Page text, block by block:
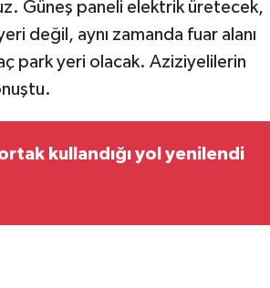
Güneş paneli elektrik üretecek,
değil, aynı zamanda fuar alanı
park yeri olacak. Aziziyelilerin
kullandığı yol yenilendi